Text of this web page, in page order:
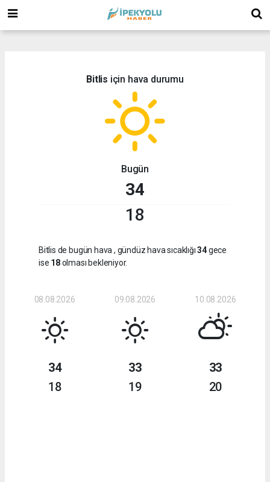
Bitlis için hava durumu
Bugün
34
18
Bitlis de bugün hava , gündüz hava sıcaklığı34gece
ise 18olması bekleniyor.
08.08.2026
34
18
09.08.2026
33
19
10.08.2026
33
20